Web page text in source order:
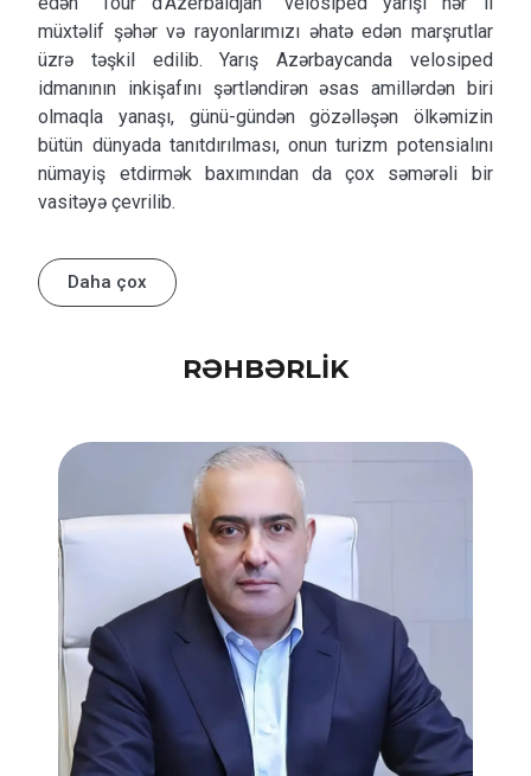
müxtəlif şəhər və rayonlarımızı əhatə edən marşrutlar
üzrə təşkil edilib. Yarış Azərbaycanda velosiped
idmanının inkişafını şərtləndirən əsas amillərdən biri
olmaqla yanaşı, günü-gündən gözəlləşən ölkəmizin
bütün dünyada tanıtdırılması, onun turizm potensialını
nümayiş etdirmək baxımından da çox səmərəli bir
vasitəyə çevrilib.
Daha çox
RƏHBƏRLİK